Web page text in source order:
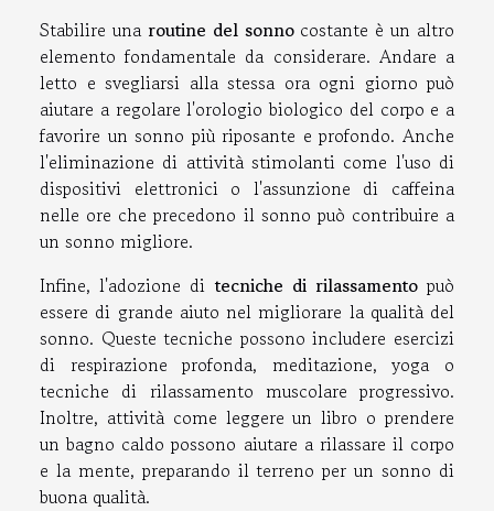
Stabilire una routine del sonnocostante è un altro
elemento fondamentale da considerare. Andare a
letto e svegliarsi alla stessa ora ogni giorno può
aiutare a regolare l'orologio biologico del corpo e a
favorire un sonno più riposante e profondo. Anche
l'eliminazione di attività stimolanti come l'uso di
dispositivi elettronici o l'assunzione di caffeina
nelle ore che precedono il sonno può contribuire a
un sonno migliore.
Infine, l'adozione ditecniche di rilassamentopuò
essere di grande aiuto nel migliorare la qualità del
sonno. Queste tecniche possono includere esercizi
di respirazione profonda, meditazione, yoga o
tecniche di rilassamento muscolare progressivo.
Inoltre, attività come leggere un libro o prendere
un bagno caldo possono aiutare a rilassare il corpo
e la mente, preparando il terreno per un sonno di
buona qualità.